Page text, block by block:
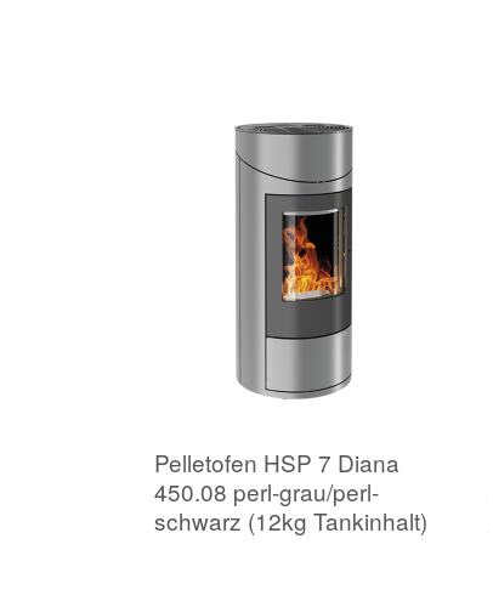
Pelletofen HSP 7 Diana
450.08 perl-grau/perl-
schwarz (12kg Tankinhalt)